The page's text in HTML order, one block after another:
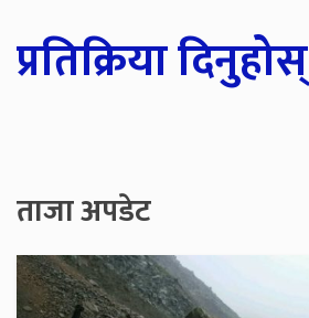
प्रतिक्रिया दिनुहोस्
ताजा अपडेट